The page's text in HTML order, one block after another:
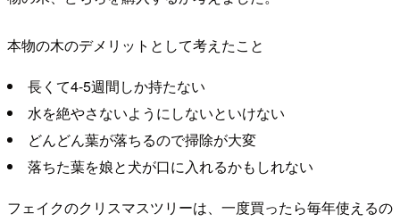
本物の木のデメリットとして考えたこと
長くて4-5週間しか持たない
水を絶やさないようにしないといけない
どんどん葉が落ちるので掃除が大変
落ちた葉を娘と犬が口に入れるかもしれない
フェイクのクリスマスツリーは、一度買ったら毎年使えるの